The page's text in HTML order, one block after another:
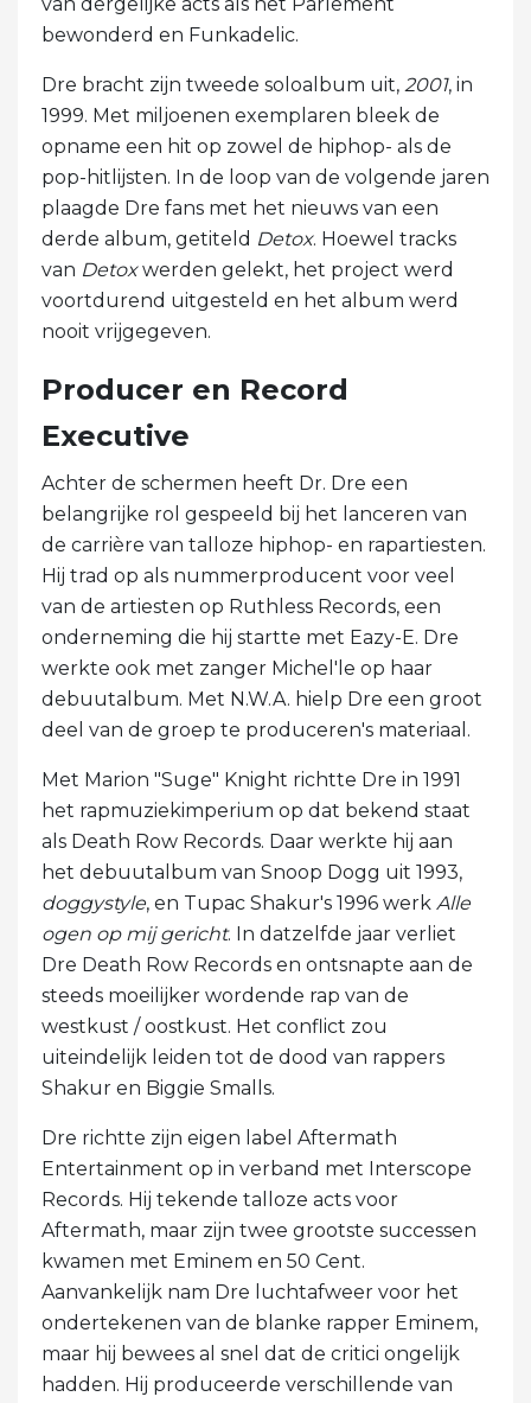
bewonderd en Funkadelic.
Dre bracht zijn tweede soloalbum uit, 2001, in
1999. Met miljoenen exemplaren bleek de
opname een hit op zowel de hiphop- als de
pop-hitlijsten. In de loop van de volgende jaren
plaagde Dre fans met het nieuws van een
derde album, getiteld Detox. Hoewel tracks
van Detoxwerden gelekt, het project werd
voortdurend uitgesteld en het album werd
nooit vrijgegeven.
Producer en Record
Executive
Achter de schermen heeft Dr. Dre een
belangrijke rol gespeeld bij het lanceren van
de carrière van talloze hiphop- en rapartiesten.
Hij trad op als nummerproducent voor veel
van de artiesten op Ruthless Records, een
onderneming die hij startte met Eazy-E. Dre
werkte ook met zanger Michel'le op haar
debuutalbum. Met N.W.A. hielp Dre een groot
deel van de groep te produceren's materiaal.
Met Marion "Suge" Knight richtte Dre in 1991
het rapmuziekimperium op dat bekend staat
als Death Row Records. Daar werkte hij aan
het debuutalbum van Snoop Dogg uit 1993,
doggystyle, en Tupac Shakur's 1996 werk Alle
ogen op mij gericht. In datzelfde jaar verliet
Dre Death Row Records en ontsnapte aan de
steeds moeilijker wordende rap van de
westkust / oostkust. Het conflict zou
uiteindelijk leiden tot de dood van rappers
Shakur en Biggie Smalls.
Dre richtte zijn eigen label Aftermath
Entertainment op in verband met Interscope
Records. Hij tekende talloze acts voor
Aftermath, maar zijn twee grootste successen
kwamen met Eminem en 50 Cent.
Aanvankelijk nam Dre luchtafweer voor het
ondertekenen van de blanke rapper Eminem,
maar hij bewees al snel dat de critici ongelijk
hadden. Hij produceerde verschillende van